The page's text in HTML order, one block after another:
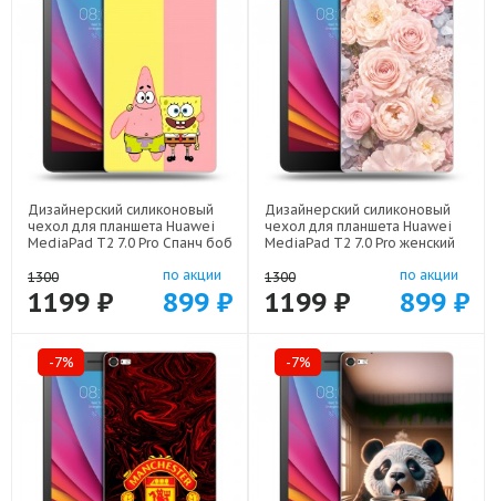
Дизайнерский силиконовый
чехол для планшета Huawei
MediaPad T2 7.0 Pro Спанч боб
1300
1199 ₽
по акции
899 ₽
Дизайнерский силиконовый
чехол для планшета Huawei
MediaPad T2 7.0 Pro женский
1300
1199 ₽
по акции
899 ₽
-7% -7%